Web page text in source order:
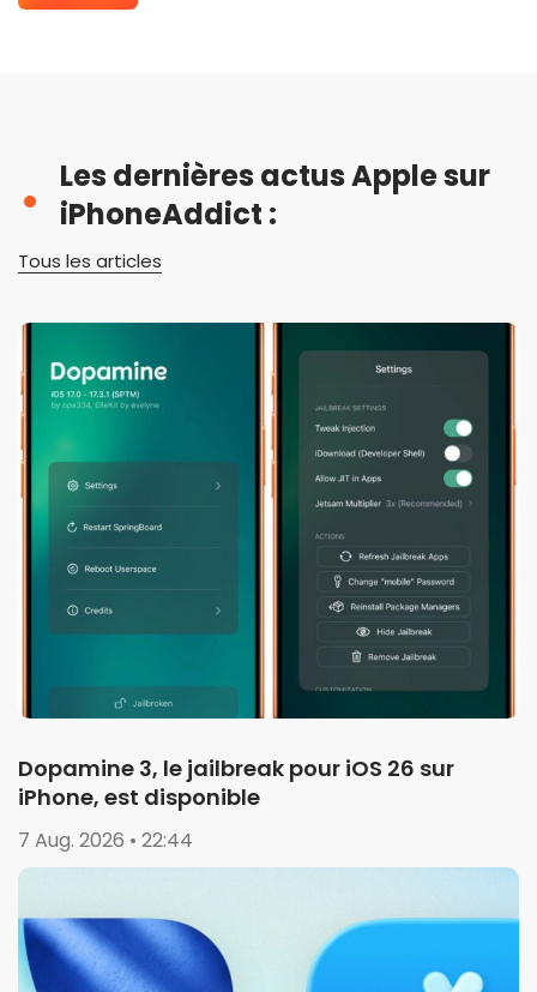
Les dernières actus Apple sur
iPhoneAddict :
Tous les articles
Dopamine 3, le jailbreak pour iOS 26 sur
iPhone, est disponible
7 Aug. 2026 • 22:44